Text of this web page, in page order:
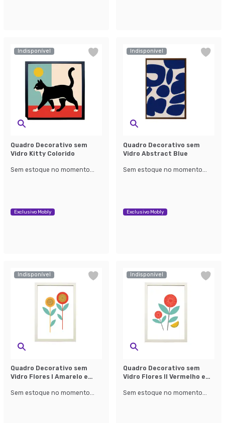
Indisponível
Quadro Decorativo sem
Vidro Kitty Colorido
Sem estoque no momento...
Exclusivo Mobly
Indisponível
Quadro Decorativo sem
Vidro Abstract Blue
Sem estoque no momento...
Exclusivo Mobly
Indisponível
Quadro Decorativo sem
Vidro Flores I Amarelo e
Sem estoque no momento...
Indisponível
Quadro Decorativo sem
Vidro Flores II Vermelho e
Sem estoque no momento...